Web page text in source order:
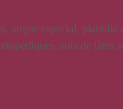
ample especial, plantilla
sola de